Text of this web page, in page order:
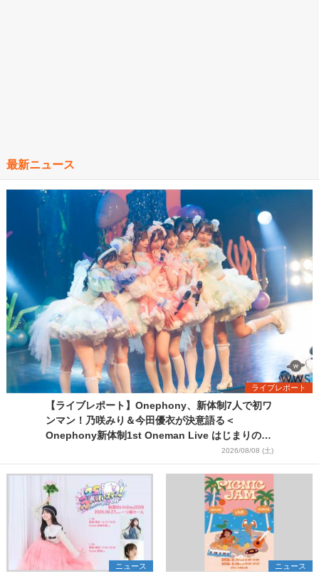
最新ニュース
ライブレポート
【ライブレポート】Onephony、新体制7人で初ワ
ンマン！乃咲みり＆今田優衣が決意語る＜
Onephony新体制1st Oneman Live はじまりの夏
2026/08/08 (土)
ニュース ニュース